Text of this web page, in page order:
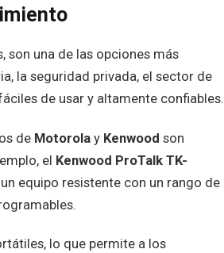
son una de las opciones más
la seguridad privada, el sector de
de usar y altamente confiables.
de Motorolay Kenwood son
el Kenwood ProTalk TK-
equipo resistente con un rango de
lo que permite a los